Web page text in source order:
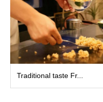
Traditional taste Fr...